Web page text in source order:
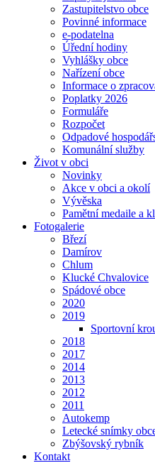
Zastupitelstvo obce
Povinné informace
e-podatelna
Úřední hodiny
Vyhlášky obce
Nařízení obce
Informace o
Poplatky 2026
Formuláře
Rozpočet
Odpadové
Komunální služby
Život v obci
Novinky
Akce v obci a okolí
Vývěska
Pamětní medaile a
Fotogalerie
Březí
Damírov
Chlum
Klucké Chvalovice
Spádové obce
2020
2019
Sportovní
2018
2017
2014
2013
2012
2011
Autokemp
Letecké snímky
Zbýšovský rybník
Kontakt